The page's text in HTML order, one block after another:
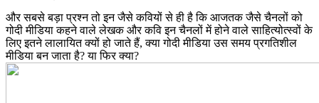
और सबसे बड़ा प्रश्न तो इन जैसे कवियों से ही है कि आजतक जैसे चैनलों को
गोदी मीडिया कहने वाले लेखक और कवि इन चैनलों में होने वाले साहित्योत्स्वों के
लिए इतने लालायित क्यों हो जाते हैं, क्या गोदी मीडिया उस समय प्रगतिशील
मीडिया बन जाता है? या फिर क्या?